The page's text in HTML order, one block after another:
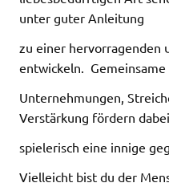
unter guter Anleitung
zu einer hervorragenden
entwickeln.
Gemeinsame
Unternehmungen,
Verstärkung fördern dabei
spielerisch eine innige
Vielleicht bist du der